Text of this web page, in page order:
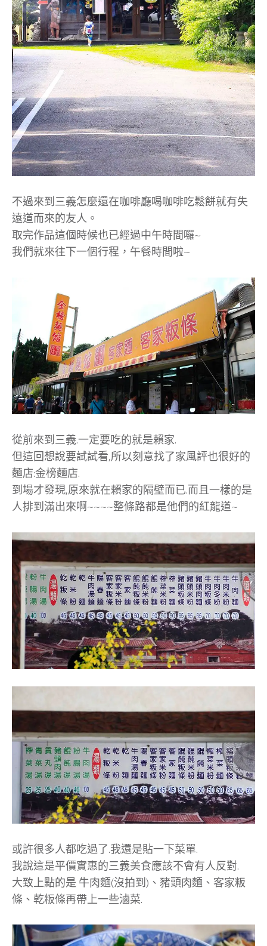
不過來到三義怎麼還在咖啡廳喝咖啡吃鬆餅就有失
遠道而來的友人。
取完作品這個時候也已經過中午時間囉~
我們就來往下一個行程，午餐時間啦~
從前來到三義.一定要吃的就是賴家.
但這回想說要試試看,所以刻意找了家風評也很好的
麵店:金榜麵店.
到場才發現,原來就在賴家的隔壁而已.而且一樣的是
人排到滿出來啊~~~~整條路都是他們的紅龍道~
或許很多人都吃過了.我還是貼一下菜單.
我說這是平價實惠的三義美食應該不會有人反對.
大致上點的是 牛肉麵(沒拍到)、豬頭肉麵、客家粄
條、乾粄條再帶上一些滷菜.